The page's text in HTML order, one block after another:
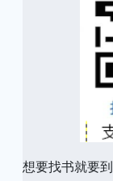
想要找书就要到